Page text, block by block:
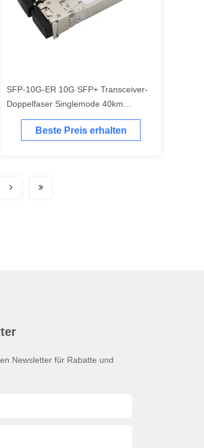
SFP-10G-ER 10G SFP+ Transceiver-
Doppelfaser Singlemode 40km
1550nm LC DDM
Beste Preis erhalten
Newsletter für Rabatte und